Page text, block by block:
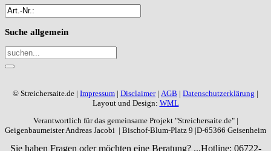
Suche allgemein
© Streichersaite.de | Impressum | Disclaimer| AGB | Datenschutzerklärung |
Layout und Design: WML
Verantwortlich für das gemeinsame Projekt "Streichersaite.de" |
Geigenbaumeister Andreas Jacobi | Bischof-Blum-Platz 9 |D-65366 Geisenheim
Sie haben Fragen oder möchten eine Beratung? ...Hotline: 06722-